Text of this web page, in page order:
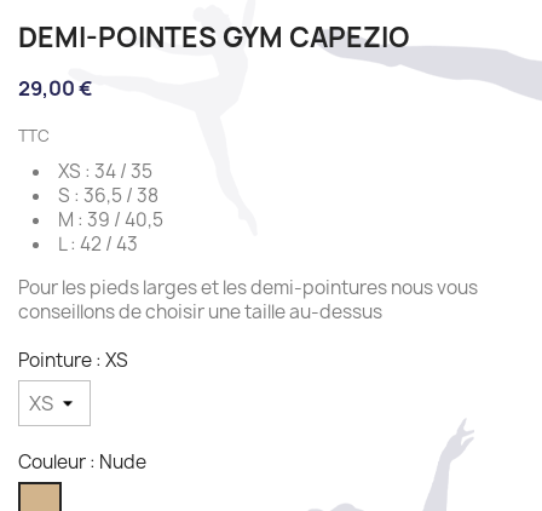
DEMI-POINTES GYM CAPEZIO
29,00 €
TTC
XS : 34 / 35
S : 36,5 / 38
M : 39 / 40,5
L : 42 / 43
Pour les pieds larges et les demi-pointures nous vous
conseillons de choisir une taille au-dessus
Pointure : XS
Couleur : Nude